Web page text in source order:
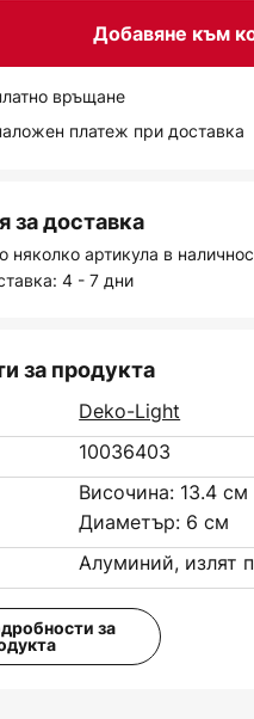
Добавяне към
връщане
платеж при доставка
за доставка
няколко артикула в
4 - 7 дни
за продукта
Deko-Light
10036403
Височина: 13.4 см
Диаметър: 6 см
Алуминий, излят
за